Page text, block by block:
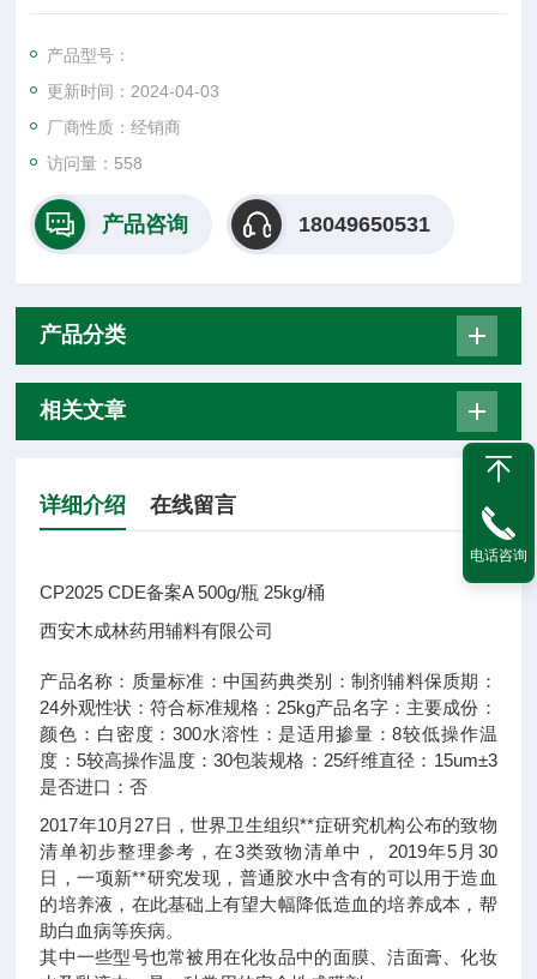
规格：25kg产品名字：主要成份：颜色：白密度：300
水溶性：是适用掺量：8较低操作温度：5较高操作温
度：30包装规格：25纤维直径：15um±3是否进口：否2
产品型号：
更新时间：2024-04-03
厂商性质：经销商
访问量：558
产品咨询 18049650531
产品分类
相关文章
详细介绍 在线留言
CP2025 CDE备案A 500g/瓶 25kg/桶
西安木成林药用辅料有限公司
产品名称： 质量标准： 中国药典类别： 制剂辅料保质期：
24外观性状：符合标准规格： 25kg产品名字： 主要成份：
颜色： 白 密度：300水溶性： 是适用掺量：8较低操作温
度： 5较高操作温度： 30包装规格： 25纤维直径： 15um±3
是否进口：否
2017年10月27日，世界卫生组织**症研究机构公布的致物
清单初步整理参考，在3类致物清单中， 2019年5月30
日，一项新**研究发现，普通胶水中含有的可以用于造血
的培养液，在此基础上有望大幅降低造血的培养成本，帮
助白血病等疾病。
其中一些型号也常被用在化妆品中的面膜、洁面膏、化妆
电话咨询